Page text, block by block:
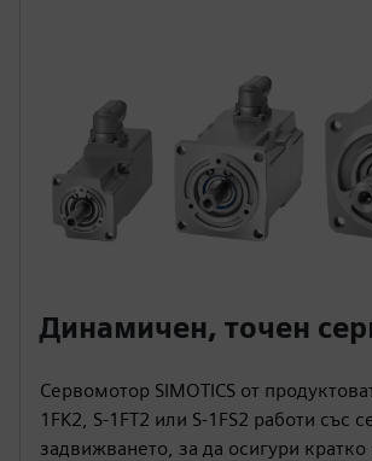
Динамичен, точен
Сервомотор SIMOTICS от
1FK2, S-1FT2 или S-1FS2 работи със
задвижването, за да осигури